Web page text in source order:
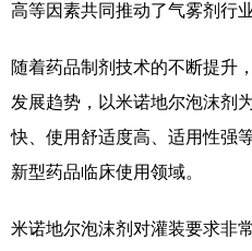
高等因素共同推动了气雾剂行
随着药品制剂技术的不断提升
发展趋势，以米诺地尔泡沫剂
快、使用舒适度高、适用性强
新型药品临床使用领域。
米诺地尔泡沫剂对灌装要求非